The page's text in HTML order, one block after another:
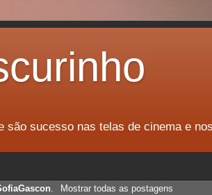
sucesso nas telas de cinema e
. Mostrar todas as postagens